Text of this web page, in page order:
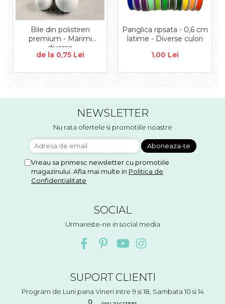
Vopsea pentru fata si corp
Accesorii pictura pe fata
Bile din polistiren
premium - Mărimi
diverse
de la 0,75 Lei
Panglica ripsata - 0,6 cm
latime - Diverse culori
1,00 Lei
NEWSLETTER
Nu rata ofertele si promotiile noastre
Vreau sa primesc newsletter cu promotiile
magazinului. Afla mai multe in Politica de
Confidentialitate
SOCIAL
Urmareste-ne in social media
SUPORT CLIENTI
Program de Luni pana Vineri intre 9 si 18, Sambata 10 si 14